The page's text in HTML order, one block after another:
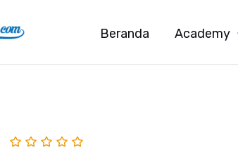
Beranda Academy